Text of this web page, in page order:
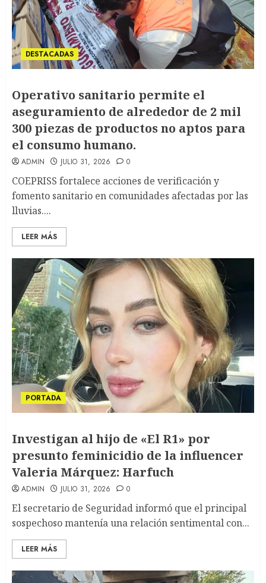
DESTACADAS
Operativo sanitario permite el
aseguramiento de alrededor de 2 mil
300 piezas de productos no aptos para
el consumo humano.
ADMIN JULIO 31, 2026 0
COEPRISS fortalece acciones de verificación y
fomento sanitario en comunidades afectadas por las
lluvias....
LEER MÁS
PORTADA
Investigan al hijo de «El R1» por
presunto feminicidio de la influencer
Valeria Márquez: Harfuch
ADMIN JULIO 31, 2026 0
El secretario de Seguridad informó que el principal
sospechoso mantenía una relación sentimental con...
LEER MÁS